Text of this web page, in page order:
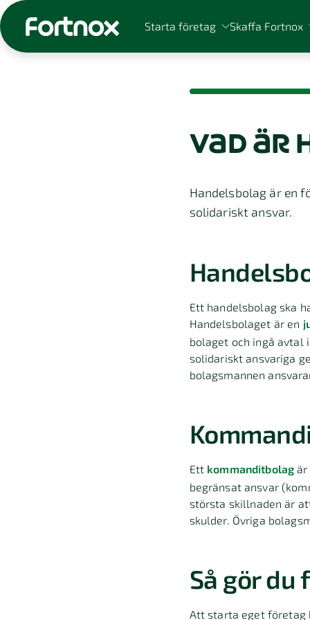
Starta företag Skaffa Fortnox
vad är
Handelsbolag är en
solidariskt ansvar.
Ett handelsbolag ska
Handelsbolaget är en
bolaget och ingå avtal
solidariskt ansvariga
bolagsmannen
Ett kommanditbolag är
begränsat ansvar
största skillnaden är
skulder. Övriga
Så gör
Att starta eget företag